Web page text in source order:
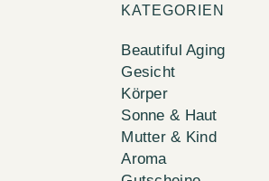
KATEGORIEN
Beautiful Aging
Gesicht
Körper
Sonne & Haut
Mutter & Kind
Aroma